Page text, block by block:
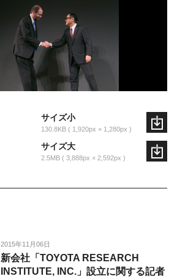
サイズ小
130.8KB 1,920px × 1,280px
サイズ大
2.5MB 3,888px × 2,592px
2015年11月06日
新会社「TOYOTA RESEARCH
INSTITUTE, INC.」設立に関する記者